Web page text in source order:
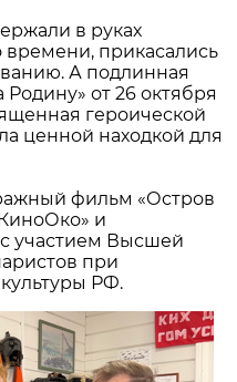
в руках
времени, прикасались
А подлинная
Родину» от 26 октября
героической
ценной находкой для
фильм «Остров
и
участием Высшей
при
РФ.